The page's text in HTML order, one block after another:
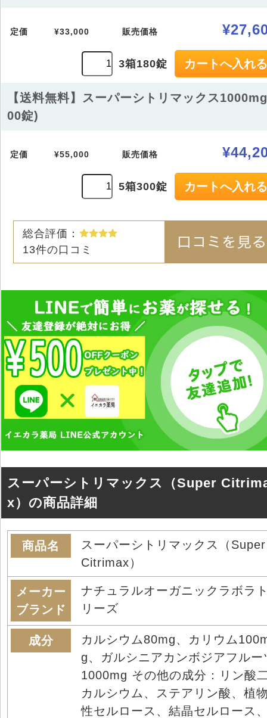
定価 ¥33,000 販売価格
3箱180錠
【送料無料】スーパーシトリマックス
00錠)
定価 ¥55,000 販売価格
5箱300錠
総合評価：
13件の口コミ
スーパーシトリマックス（Super
x）の商品詳細
商品名
スーパーシトリマックス（Super
Citrimax）
メーカー
ブランド
ナチュラルオーガニックラボラ
リーズ
成分
カルシウム80mg、カリウム
g、ガルシニアカンボジアフルー
1000mg その他の成分：リン酸
カルシウム、ステアリン酸、植
性セルロース、結晶セルロース